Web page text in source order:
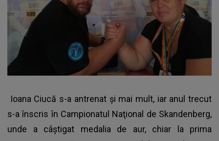
Ioana Ciucă s-a antrenat şi mai mult, iar anul trecut
s-a înscris în Campionatul Naţional de Skandenberg,
unde a câştigat medalia de aur, chiar la prima